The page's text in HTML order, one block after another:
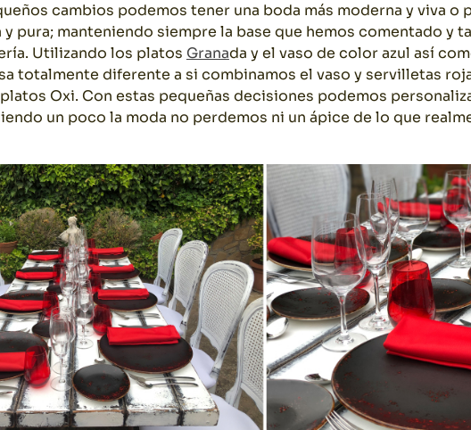
cambios podemos tener una boda más moderna y viva o
y pura; manteniendo siempre la base que hemos comentado y
Utilizando los platos Granada y el vaso de color azul así
totalmente diferente a si combinamos el vaso y servilletas
Oxi. Con estas pequeñas decisiones podemos
un poco la moda no perdemos ni un ápice de lo que